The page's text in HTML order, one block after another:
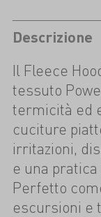
Descrizione
Il Fleece
tessuto
termicità ed
cuciture
irritazioni,
e una
Perfetto
escursioni e